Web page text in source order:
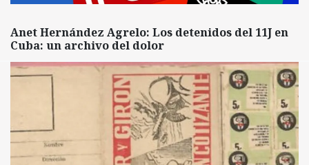
Anet Hernández Agrelo: Los detenidos del 11J en
Cuba: un archivo del dolor